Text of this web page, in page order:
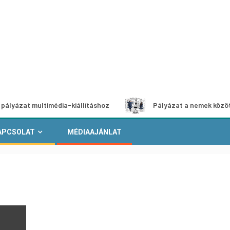
multimédia-kiállításhoz Pályázat a nemek közötti
MÉDIAAJÁNLAT